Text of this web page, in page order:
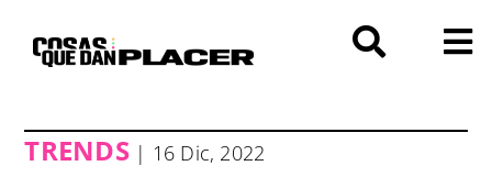
contenido
TRENDS| 16 Dic, 2022